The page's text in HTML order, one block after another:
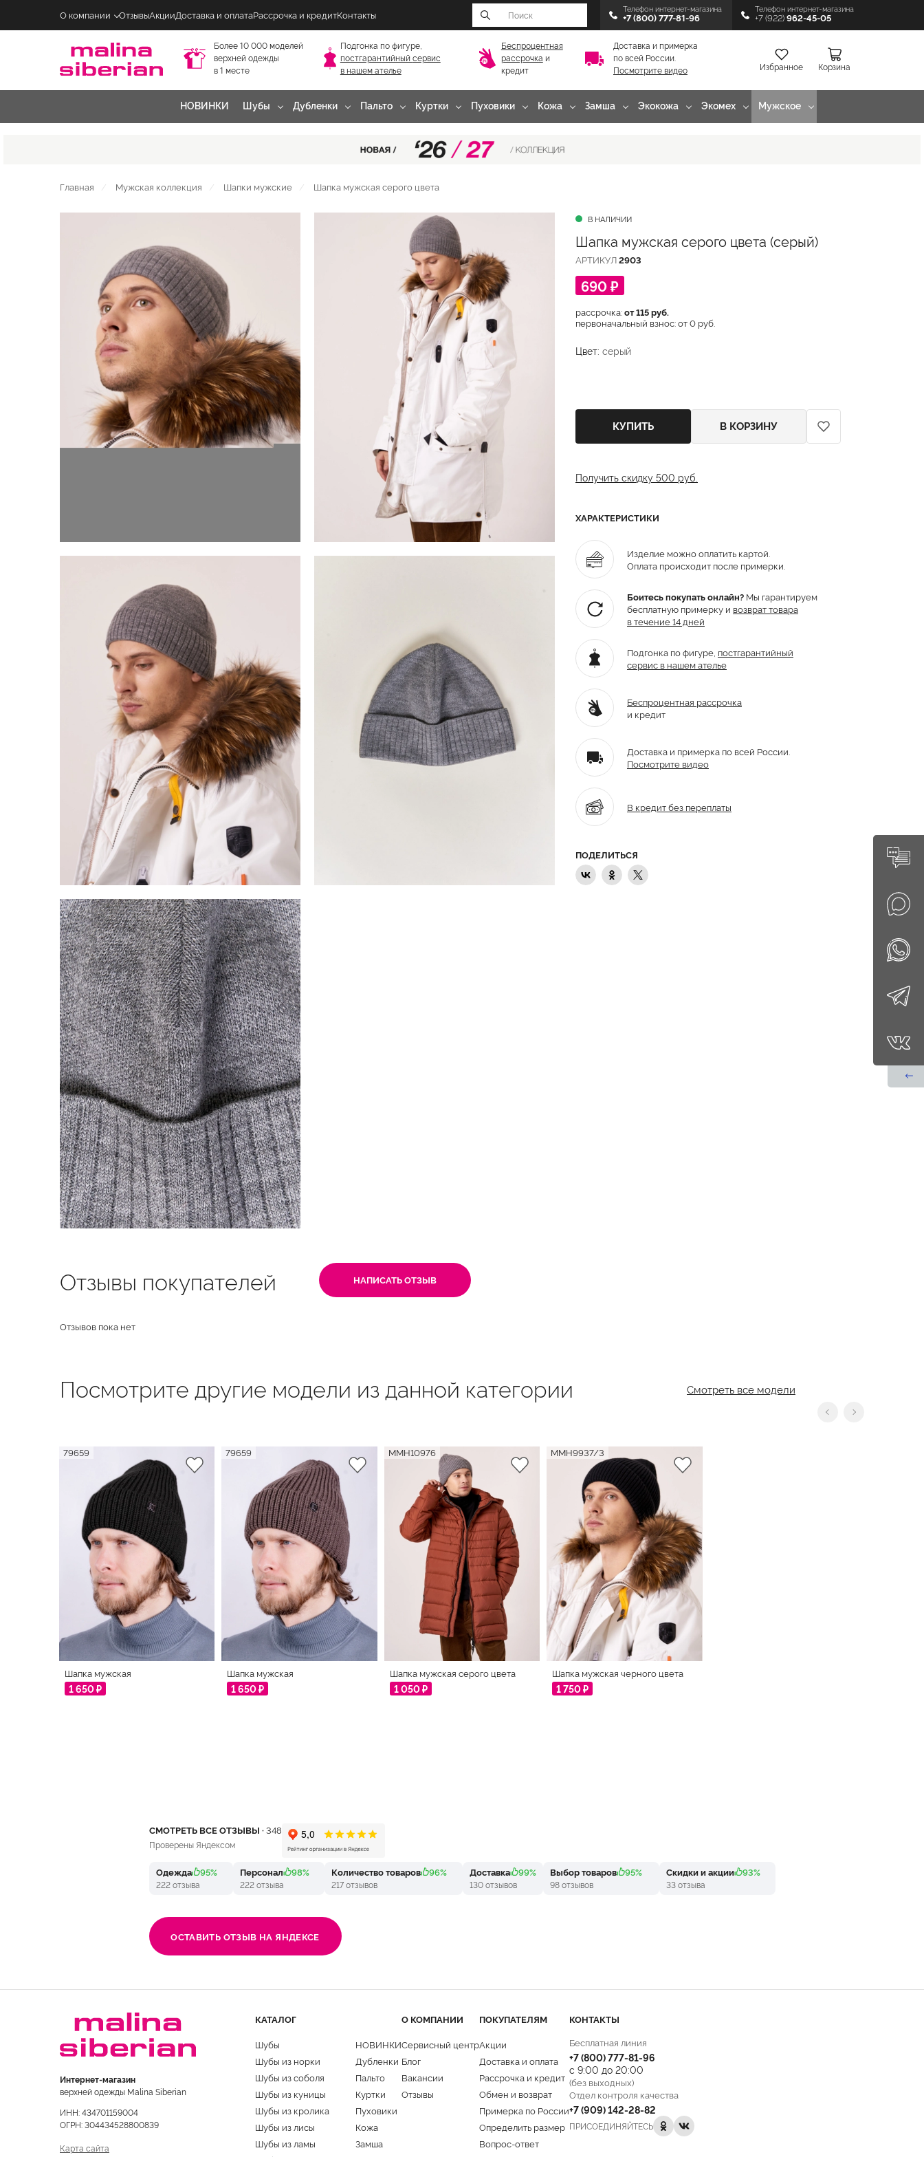
О компании ОтзывыАкцииДоставка и оплатаРассрочка и кредитКонтакты
Телефон интернет-магазина
+7 (800) 777-81-96
Телефон интернет-магазина
+7 (922) 962-45-05
Более 10 000 моделей
верхней одежды
в 1 месте
Подгонка по фигуре,
постгарантийный сервис
в нашем ателье
Беспроцентная
рассрочка и
кредит
Доставка и примерка
по всей России.
Посмотрите видео
Избранное Корзина
НОВИНКИ Шубы Дубленки Пальто Куртки Пуховики Кожа Замша Экокожа Экомех Мужское
Главная Мужская коллекция Шапки мужские Шапка мужская серого цвета
В НАЛИЧИИ
Шапка мужская серого цвета (серый)
АРТИКУЛ2903
690 ₽
рассрочка:от 115 руб.
первоначальный взнос: от 0 руб.
Цвет: серый
КУПИТЬ В КОРЗИНУ
Получить скидку 500 руб.
ХАРАКТЕРИСТИКИ
Изделие можно оплатить картой.
Оплата происходит после примерки.
Боитесь покупать онлайн? Мы гарантируем
бесплатную примерку и возврат товара
в течение 14 дней
Подгонка по фигуре, постгарантийный
сервис в нашем ателье
Беспроцентная рассрочка
и кредит
Доставка и примерка по всей России.
Посмотрите видео
В кредит без переплаты
ПОДЕЛИТЬСЯ
Отзывы покупателей НАПИСАТЬ ОТЗЫВ
Отзывов пока нет
Посмотрите другие модели из данной категории Смотреть все модели
79659
Шапка мужская
1 650 ₽
79659
Шапка мужская
1 650 ₽
MMH10976
Шапка мужская серого цвета
1 050 ₽
MMH9937/3
Шапка мужская черного цвета
1 750 ₽
СМОТРЕТЬ ВСЕ ОТЗЫВЫ ·348
Проверены Яндексом
Одежда 95%
222 отзыва
Персонал 98%
222 отзыва
Количество товаров 96%
217 отзывов
Доставка 99%
130 отзывов
Выбор товаров 95%
98 отзывов
Скидки и акции 93%
33 отзыва
ОСТАВИТЬ ОТЗЫВ НА ЯНДЕКСЕ
Интернет-магазин
верхней одежды Malina Siberian
ИНН: 434701159004
ОГРН: 304434528800839
Карта сайта
КАТАЛОГ
Шубы
Шубы из норки
Шубы из соболя
Шубы из куницы
Шубы из кролика
Шубы из лисы
Шубы из ламы
НОВИНКИ
Дубленки
Пальто
Куртки
Пуховики
Кожа
Замша
О КОМПАНИИ
Сервисный центр
Блог
Вакансии
Отзывы
ПОКУПАТЕЛЯМ
Акции
Доставка и оплата
Рассрочка и кредит
Обмен и возврат
Примерка по России
Определить размер
Вопрос-ответ
КОНТАКТЫ
Бесплатная линия
+7 (800) 777-81-96
с 9:00 до 20:00
(без выходных)
Отдел контроля качества
+7 (909) 142-28-82
ПРИСОЕДИНЯЙТЕСЬ